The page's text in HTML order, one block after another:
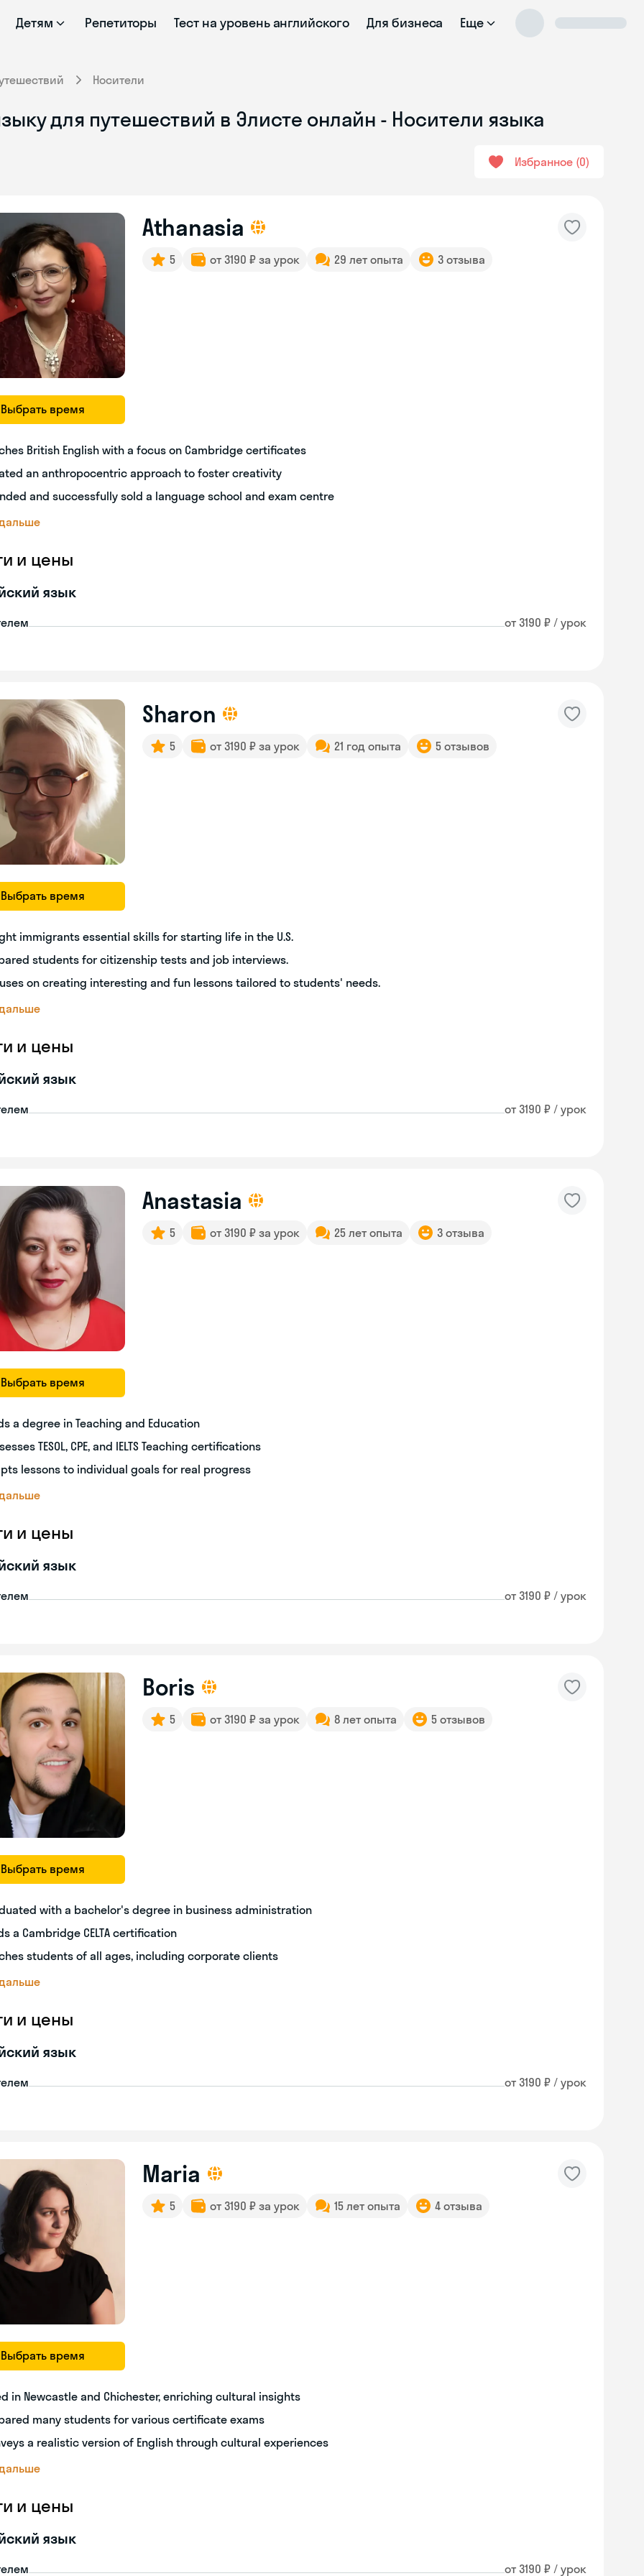
Детям Репетиторы Тест на уровень английского Для бизнеса Еще
Носители
для путешествий в Элисте онлайн - Носители языка
Избранное 0
Выбрать время
Athanasia
5 от 3190 ₽ за урок 29 лет опыта 3 отзыва
British English with a focus on Cambridge certificates
an anthropocentric approach to foster creativity
and successfully sold a language school and exam centre
и цены
язык
от 3190 ₽ / урок
Выбрать время
Sharon
5 от 3190 ₽ за урок 21 год опыта 5 отзывов
immigrants essential skills for starting life in the U.S.
students for citizenship tests and job interviews.
on creating interesting and fun lessons tailored to students' needs.
и цены
язык
от 3190 ₽ / урок
Выбрать время
Anastasia
5 от 3190 ₽ за урок 25 лет опыта 3 отзыва
a degree in Teaching and Education
TESOL, CPE, and IELTS Teaching certifications
lessons to individual goals for real progress
и цены
язык
от 3190 ₽ / урок
Выбрать время
Boris
5 от 3190 ₽ за урок 8 лет опыта 5 отзывов
with a bachelor's degree in business administration
a Cambridge CELTA certification
students of all ages, including corporate clients
и цены
язык
от 3190 ₽ / урок
Выбрать время
Maria
5 от 3190 ₽ за урок 15 лет опыта 4 отзыва
in Newcastle and Chichester, enriching cultural insights
many students for various certificate exams
a realistic version of English through cultural experiences
и цены
язык
от 3190 ₽ / урок